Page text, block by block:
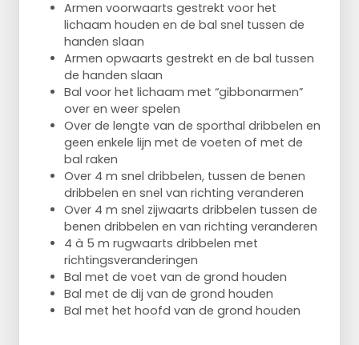
Armen voorwaarts gestrekt voor het
lichaam houden en de bal snel tussen de
handen slaan
Armen opwaarts gestrekt en de bal tussen
de handen slaan
Bal voor het lichaam met “gibbonarmen”
over en weer spelen
Over de lengte van de sporthal dribbelen en
geen enkele lijn met de voeten of met de
bal raken
Over 4 m snel dribbelen, tussen de benen
dribbelen en snel van richting veranderen
Over 4 m snel zijwaarts dribbelen tussen de
benen dribbelen en van richting veranderen
4 à 5 m rugwaarts dribbelen met
richtingsveranderingen
Bal met de voet van de grond houden
Bal met de dij van de grond houden
Bal met het hoofd van de grond houden